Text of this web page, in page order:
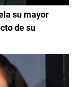
su mayor
de su